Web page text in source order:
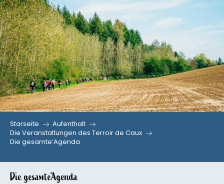
Aller
au
contenu
principal
Starseite
Aufenthalt
Die Veranstaltungen des Terroir de Caux
Die gesamte’Agenda
Die gesamte’Agenda